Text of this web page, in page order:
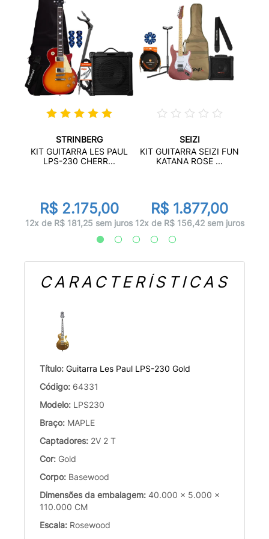
STRINBERG
KIT GUITARRA LES PAUL
LPS-230 CHERR...
R$ 2.175,00
12x de R$ 181,25 sem juros
SEIZI
KIT GUITARRA SEIZI FUN
KATANA ROSE ...
R$ 1.877,00
12x de R$ 156,42 sem juros
CARACTERÍSTICAS
Título: Guitarra Les Paul LPS-230 Gold
Código: 64331
Modelo: LPS230
Braço: MAPLE
Captadores: 2V 2 T
Cor: Gold
Corpo: Basewood
Dimensões da embalagem: 40.000 x 5.000 x
110.000 CM
Escala: Rosewood